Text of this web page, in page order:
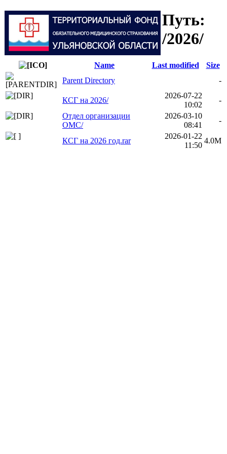
Путь:
/2026/
Name Last modified
Size
Parent Directory
-
КСГ на 2026/
2026-07-22
10:02
-
Отдел организации
ОМС/
2026-03-10
08:41
-
КСГ на 2026 год.rar
2026-01-22
11:50
4.0M